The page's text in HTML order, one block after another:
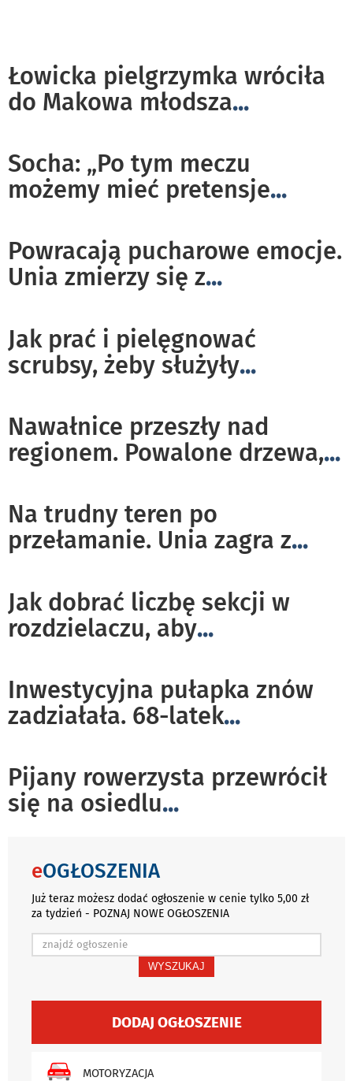
Łowicka pielgrzymka wróciła
do Makowa młodsza...
Socha: „Po tym meczu
możemy mieć pretensje...
Powracają pucharowe emocje.
Unia zmierzy się z...
Jak prać i pielęgnować
scrubsy, żeby służyły...
Nawałnice przeszły nad
regionem. Powalone drzewa,...
Na trudny teren po
przełamanie. Unia zagra z...
Jak dobrać liczbę sekcji w
rozdzielaczu, aby...
Inwestycyjna pułapka znów
zadziałała. 68-latek...
Pijany rowerzysta przewrócił
się na osiedlu...
eOGŁOSZENIA
Już teraz możesz dodać ogłoszenie w cenie tylko 5,00 zł
za tydzień - POZNAJ NOWE OGŁOSZENIA
WYSZUKAJ
DODAJ OGŁOSZENIE
MOTORYZACJA